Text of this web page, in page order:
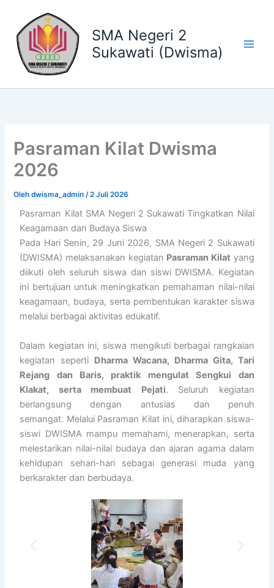
konten
SMA Negeri 2
Sukawati (Dwisma)
Pasraman Kilat Dwisma
2026
Olehdwisma_admin/2 Juli 2026
Pasraman Kilat SMA Negeri 2 Sukawati Tingkatkan Nilai
Keagamaan dan Budaya Siswa
Pada Hari Senin, 29 Juni 2026, SMA Negeri 2 Sukawati
(DWISMA) melaksanakan kegiatan Pasraman Kilat yang
diikuti oleh seluruh siswa dan siswi DWISMA. Kegiatan
ini bertujuan untuk meningkatkan pemahaman nilai-nilai
keagamaan, budaya, serta pembentukan karakter siswa
melalui berbagai aktivitas edukatif.
Dalam kegiatan ini, siswa mengikuti berbagai rangkaian
kegiatan seperti Dharma Wacana, Dharma Gita, Tari
Rejang dan Baris, praktik mengulat Sengkui dan
Klakat, serta membuat Pejati. Seluruh kegiatan
berlangsung dengan antusias dan penuh
semangat. Melalui Pasraman Kilat ini, diharapkan siswa-
siswi DWISMA mampu memahami, menerapkan, serta
melestarikan nilai-nilai budaya dan ajaran agama dalam
kehidupan sehari-hari sebagai generasi muda yang
berkarakter dan berbudaya.